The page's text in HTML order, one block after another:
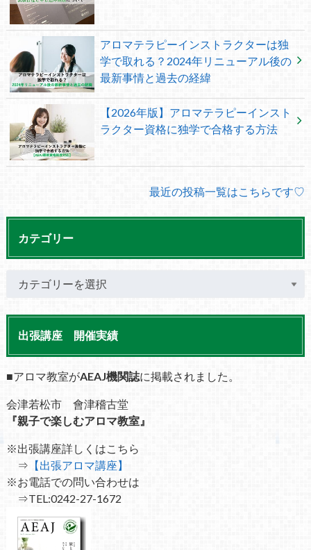
アロマテラピーインストラクターは独
学で取れる？2024年リニューアル後の
最新事情と過去の経緯
【2026年版】アロマテラピーインスト
ラクター資格に独学で合格する方法
最近の投稿一覧はこちらです♡
カテゴリー
出張講座 開催実績
■アロマ教室がAEAJ機関誌に掲載されました。
会津若松市 會津稽古堂
『親子で楽しむアロマ教室』
※出張講座詳しくはこちら
⇒ 【出張アロマ講座】
※お電話での問い合わせは
⇒TEL:0242-27-1672